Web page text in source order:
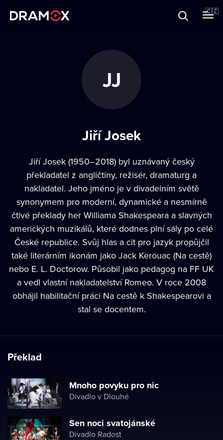
🇨🇿
JJ
Jiří Josek
Jiří Josek (1950–2018) byl uznávaný český
překladatel z angličtiny, režisér, dramaturg a
nakladatel. Jeho jméno je v divadelním světě
synonymem pro moderní, dynamické a nesmírně
čtivé překlady her Williama Shakespeara a slavných
amerických muzikálů, které dodnes plní sály po celé
České republice. Svůj hlas a cit pro jazyk propůjčil
také literárním ikonám jako Jack Kerouac (Na cestě)
nebo E. L. Doctorow. Působil jako pedagog na FF UK
a vedl vlastní nakladatelství Romeo. V roce 2008
obhájil habilitační práci Na cestě k Shakespearovi a
stal se docentem.
Překlad
Mnoho povyku pro nic
Divadlo v Dlouhé
Sen noci svatojánské
Divadlo Radost